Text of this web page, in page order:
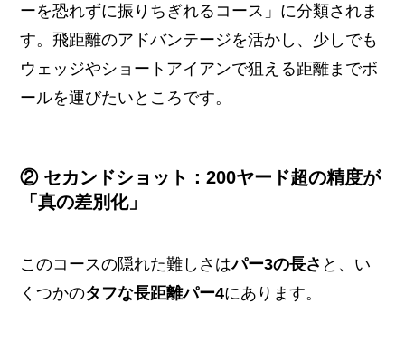
ーを恐れずに振りちぎれるコース」に分類されま
す。飛距離のアドバンテージを活かし、少しでも
ウェッジやショートアイアンで狙える距離までボ
ールを運びたいところです。
② セカンドショット：200ヤード超の精度が
「真の差別化」
このコースの隠れた難しさはパー3の長さ と、い
くつかのタフな長距離パー4にあります。